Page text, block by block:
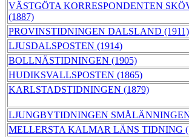
VÄSTGÖTA KORRESPONDENTEN
(1887)
PROVINSTIDNINGEN DALSLAND (1911)
LJUSDALSPOSTEN (1914)
BOLLNÄSTIDNINGEN (1905)
HUDIKSVALLSPOSTEN (1865)
KARLSTADSTIDNINGEN (1879)
LJUNGBYTIDNINGEN
MELLERSTA KALMAR LÄNS TIDNING